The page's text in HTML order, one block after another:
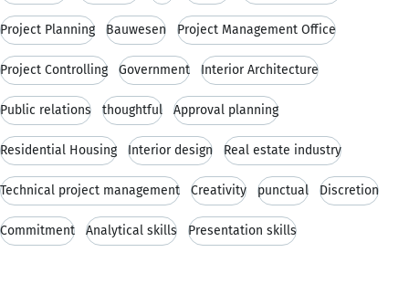
Project Planning Bauwesen Project Management Office
Project Controlling Government Interior Architecture
Public relations thoughtful Approval planning
Residential Housing Interior design Real estate industry
Technical project management Creativity punctual Discretion
Commitment Analytical skills Presentation skills